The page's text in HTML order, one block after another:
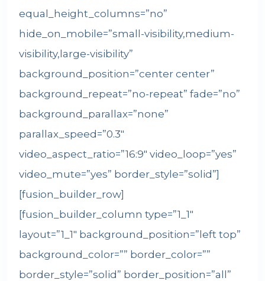
equal_height_columns=”no”
hide_on_mobile=”small-visibility,medium-
visibility,large-visibility”
background_position=”center center”
background_repeat=”no-repeat” fade=”no”
background_parallax=”none”
parallax_speed=”0.3″
video_aspect_ratio=”16:9″ video_loop=”yes”
video_mute=”yes” border_style=”solid”]
[fusion_builder_row]
[fusion_builder_column type=”1_1″
layout=”1_1″ background_position=”left top”
background_color=”” border_color=””
border_style=”solid” border_position=”all”